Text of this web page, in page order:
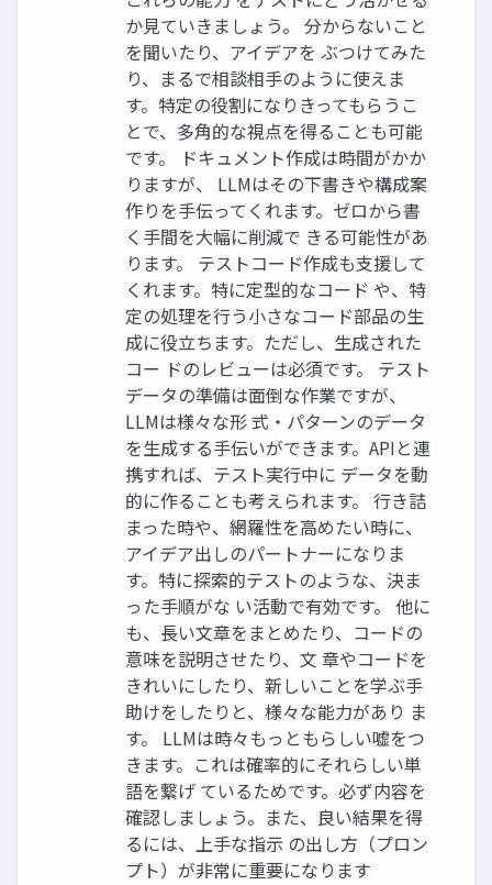
か見ていきましょう。 分からないこと
を聞いたり、アイデアを ぶつけてみた
り、まるで相談相手のように使えま
す。特定の役割になりきってもらうこ
とで、多角的な視点を得ることも可能
です。 ドキュメント作成は時間がかか
りますが、 LLMはその下書きや構成案
作りを手伝ってくれます。ゼロから書
く手間を大幅に削減で きる可能性があ
ります。 テストコード作成も支援して
くれます。特に定型的なコード や、特
定の処理を行う小さなコード部品の生
成に役立ちます。ただし、生成された
コー ドのレビューは必須です。 テスト
データの準備は面倒な作業ですが、
LLMは様々な形 式・パターンのデータ
を生成する手伝いができます。APIと連
携すれば、テスト実行中に データを動
的に作ることも考えられます。 行き詰
まった時や、網羅性を高めたい時に、
アイデア出しのパートナーになりま
す。特に探索的テストのような、決ま
った手順がな い活動で有効です。 他に
も、長い文章をまとめたり、コードの
意味を説明させたり、文 章やコードを
きれいにしたり、新しいことを学ぶ手
助けをしたりと、様々な能力があり ま
す。 LLMは時々もっともらしい嘘をつ
きます。これは確率的にそれらしい単
語を繋げ ているためです。必ず内容を
確認しましょう。また、良い結果を得
るには、上手な指示 の出し方（プロン
プト）が非常に重要になります